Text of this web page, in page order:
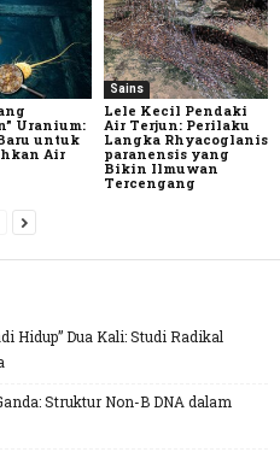
Uranium:
untuk
Air
Sains
Lele Kecil Pendaki
Air Terjun: Perilaku
Langka Rhyacoglanis
paranensis yang
Bikin Ilmuwan
Tercengang
Hidup” Dua Kali: Studi Radikal
Struktur Non-B DNA dalam